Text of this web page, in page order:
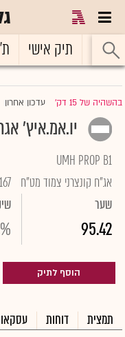
ראשי תיק אישי
בהשהיה של 15 דק' |עדכון אחרון
יו.אמ.איץ'
UMH PROP B1
אג"ח קונצרני צמוד מט"ח
שער
95.42
הוסף לתיק
תמצית דוחות